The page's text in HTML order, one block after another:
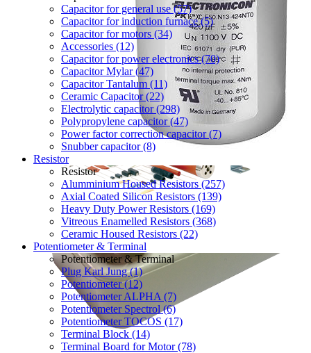
Capacitor for general use (57)
Capacitor for induction furnace (5)
Capacitor for motors (34)
Accessories (12)
Capacitor for power electronics (70)
Capacitor Mylar (47)
Capacitor Tantalum (11)
Ceramic Capacitor (22)
Electrolytic capacitor (298)
Polypropylene capacitor (47)
Power factor correction capacitor (7)
Snubber capacitor (8)
Resistor
Resistor
Alumminium Housed Resistors (257)
Axial Coated Silicon Resistors (139)
Heavy Duty Power Resistors (169)
Vitreous Enamelled Resistors (368)
Ceramic Housed Resistors (22)
Potentiometer & Terminal
Potentiometer & Terminal
Plug Karl Jung (1)
Potentiometer (12)
Potentiometer ALPHA (7)
Potentiometer Spectrol (6)
Potentiometer TOCOS (17)
Terminal Block (14)
Terminal Board for Motor (78)